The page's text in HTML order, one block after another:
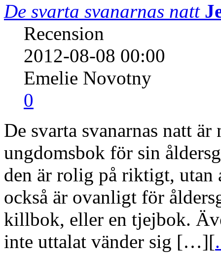
De svarta svanarnas natt
Recension
2012-08-08 00:00
Emelie Novotny
0
De svarta svanarnas natt
ungdomsbok för sin
den är rolig på riktigt,
också är ovanligt för
killbok, eller en tjejbok.
inte uttalat vänder sig […][